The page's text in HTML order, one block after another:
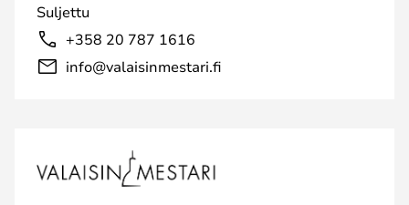
Suljettu
+358 20 787 1616
info@valaisinmestari.fi